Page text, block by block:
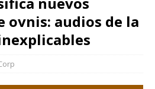
ovnis: audios de la